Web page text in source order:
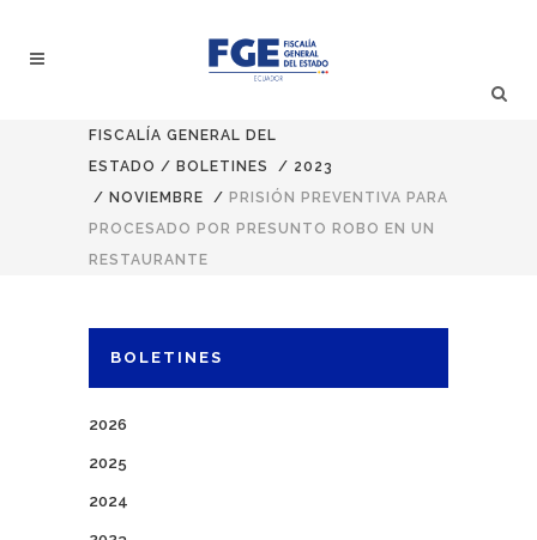
FISCALÍA GENERAL DEL
ESTADO / BOLETINES / 2023
/ NOVIEMBRE / PRISIÓN PREVENTIVA PARA
PROCESADO POR PRESUNTO ROBO EN UN
RESTAURANTE
BOLETINES
2026
2025
2024